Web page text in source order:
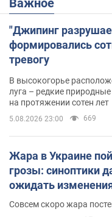
"Джипинг
формировались
тревогу
В высокогорье
луга – редкие
на протяжении сотен лет
5.08.2026 23:00 669
Жара в Украине
грозы: синоптики
ожидать
Совсем скоро жара